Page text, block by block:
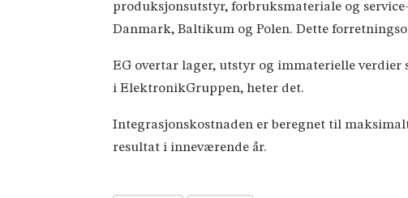
produksjonsutstyr, forbruksmateriale og
Danmark, Baltikum og Polen. Dette
EG overtar lager, utstyr og immaterielle
i ElektronikGruppen, heter det.
Integrasjonskostnaden er beregnet til
resultat i inneværende år.